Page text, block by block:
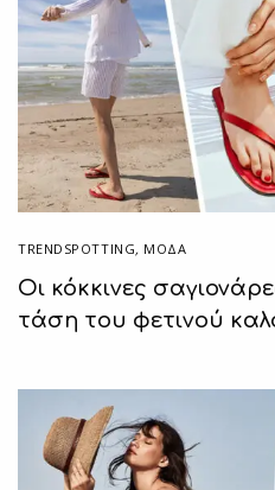
TRENDSPOTTING, ΜΟΔΑ
Οι κόκκινες
τάση του φετινού